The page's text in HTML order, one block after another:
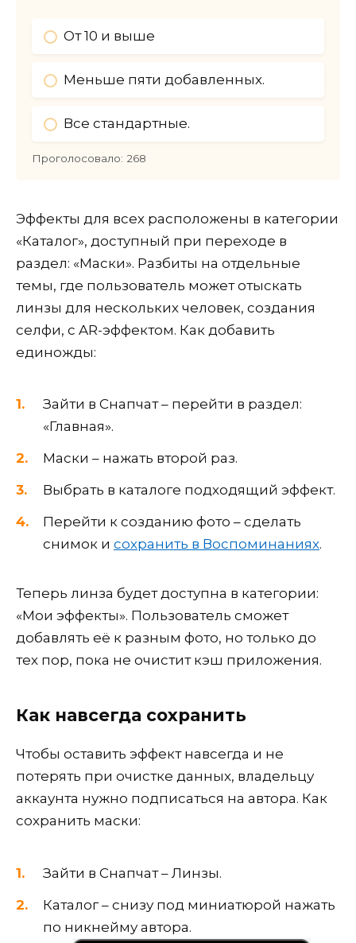
От 10 и выше
Меньше пяти добавленных.
Все стандартные.
Проголосовало: 268
Эффекты для всех расположены в категории
«Каталог», доступный при переходе в
раздел: «Маски». Разбиты на отдельные
темы, где пользователь может отыскать
линзы для нескольких человек, создания
селфи, с AR-эффектом. Как добавить
единожды:
Зайти в Снапчат – перейти в раздел:
«Главная».
Маски – нажать второй раз.
Выбрать в каталоге подходящий эффект.
Перейти к созданию фото – сделать
снимок и сохранить в Воспоминаниях.
Теперь линза будет доступна в категории:
«Мои эффекты». Пользователь сможет
добавлять её к разным фото, но только до
тех пор, пока не очистит кэш приложения.
Как навсегда сохранить
Чтобы оставить эффект навсегда и не
потерять при очистке данных, владельцу
аккаунта нужно подписаться на автора. Как
сохранить маски:
Зайти в Снапчат – Линзы.
Каталог – снизу под миниатюрой нажать
по никнейму автора.